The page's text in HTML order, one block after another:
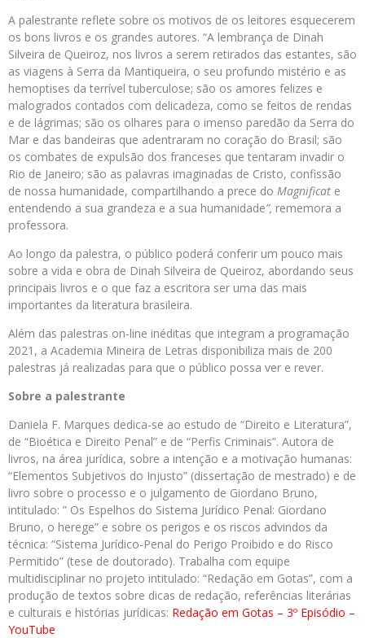
A palestrante reflete sobre os motivos de os leitores esquecerem
os bons livros e os grandes autores. “A lembrança de Dinah
Silveira de Queiroz, nos livros a serem retirados das estantes, são
as viagens à Serra da Mantiqueira, o seu profundo mistério e as
hemoptises da terrível tuberculose; são os amores felizes e
malogrados contados com delicadeza, como se feitos de rendas
e de lágrimas; são os olhares para o imenso paredão da Serra do
Mar e das bandeiras que adentraram no coração do Brasil; são
os combates de expulsão dos franceses que tentaram invadir o
Rio de Janeiro; são as palavras imaginadas de Cristo, confissão
de nossa humanidade, compartilhando a prece do Magnificat e
entendendo a sua grandeza e a sua humanidade”, rememora a
professora.
Ao longo da palestra, o público poderá conferir um pouco mais
sobre a vida e obra de Dinah Silveira de Queiroz, abordando seus
principais livros e o que faz a escritora ser uma das mais
importantes da literatura brasileira.
Além das palestras on-line inéditas que integram a programação
2021, a Academia Mineira de Letras disponibiliza mais de 200
palestras já realizadas para que o público possa ver e rever.
Sobre a palestrante
Daniela F. Marques dedica-se ao estudo de “Direito e Literatura”,
de “Bioética e Direito Penal” e de “Perfis Criminais”. Autora de
livros, na área jurídica, sobre a intenção e a motivação humanas:
“Elementos Subjetivos do Injusto” (dissertação de mestrado) e de
livro sobre o processo e o julgamento de Giordano Bruno,
intitulado: ” Os Espelhos do Sistema Jurídico Penal: Giordano
Bruno, o herege” e sobre os perigos e os riscos advindos da
técnica: “Sistema Jurídico-Penal do Perigo Proibido e do Risco
Permitido” (tese de doutorado). Trabalha com equipe
multidisciplinar no projeto intitulado: “Redação em Gotas”, com a
produção de textos sobre dicas de redação, referências literárias
e culturais e histórias jurídicas: Redação em Gotas – 3º Episódio –
YouTube